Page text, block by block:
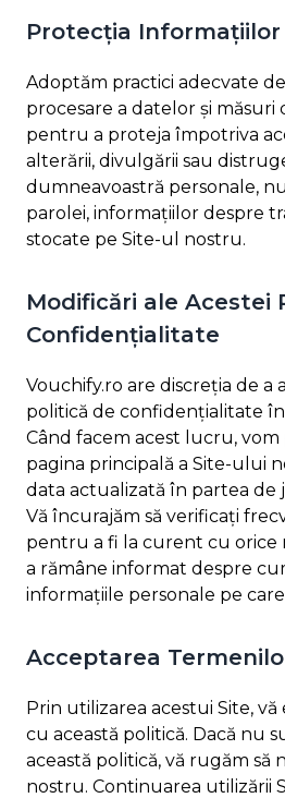
Protecția Informațiilor
Adoptăm practici adecvate
procesare a datelor și măsuri
pentru a proteja împotriva
alterării, divulgării sau
dumneavoastră personale,
parolei, informațiilor despre
stocate pe Site-ul nostru.
Modificări ale Acestei
Confidențialitate
Vouchify.ro are discreția de a
politică de confidențialitate
Când facem acest lucru,
pagina principală a Site-ului
data actualizată în partea de
Vă încurajăm să verificați
pentru a fi la curent cu orice
a rămâne informat despre
informațiile personale pe
Acceptarea
Prin utilizarea acestui Site, vă
cu această politică. Dacă nu
această politică, vă rugăm să
nostru. Continuarea utilizării